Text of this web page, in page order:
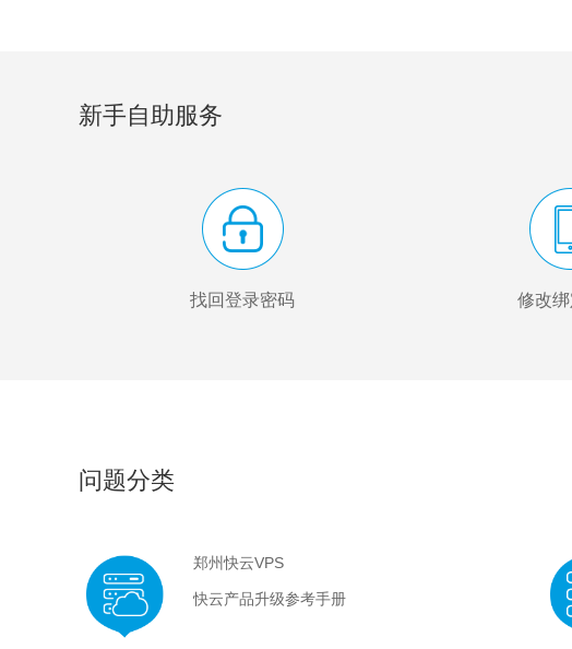
新手自助服务
找回登录密码 修改
问题分类
郑州快云VPS
快云产品升级参考手册